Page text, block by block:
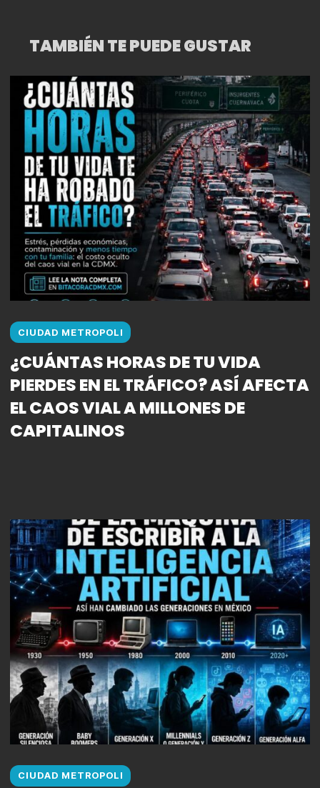
TAMBIÉN TE PUEDE GUSTAR
CIUDAD METROPOLI
¿CUÁNTAS HORAS DE TU VIDA
PIERDES EN EL TRÁFICO? ASÍ AFECTA
EL CAOS VIAL A MILLONES DE
CAPITALINOS
CIUDAD METROPOLI